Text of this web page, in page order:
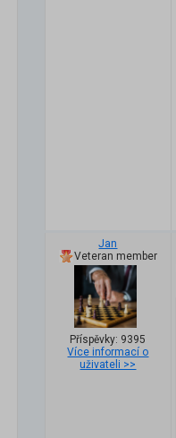
Jan
Veteran member
Příspěvky: 9395
Více informací o
uživateli >>